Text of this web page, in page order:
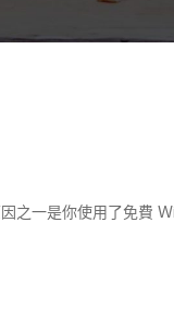
之一是你使用了免費